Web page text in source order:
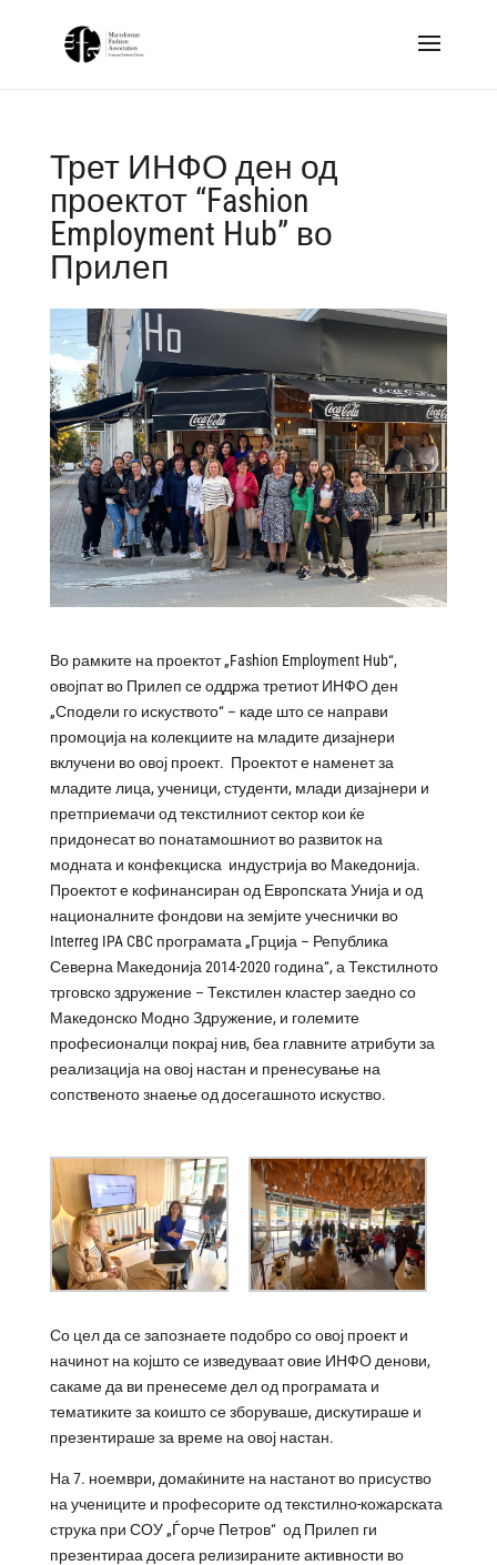
Трет ИНФО ден од
проектот “Fashion
Employment Hub” во
Прилеп
Во рамките на проектот „Fashion Employment Hub“,
овојпат во Прилеп се оддржа третиот ИНФО ден
„Сподели го искуството“ – каде што се направи
промоција на колекциите на младите дизајнери
вклучени во овој проект. Проектот е наменет за
младите лица, ученици, студенти, млади дизајнери и
претприемачи од текстилниот сектор кои ќе
придонесат во понатамошниот во развиток на
модната и конфекциска индустрија во Македонија.
Проектот е кофинансиран од Европската Унија и од
националните фондови на земјите учеснички во
Interreg IPA CBC програмата „Грција – Република
Северна Македонија 2014-2020 година“, а Текстилното
трговско здружение – Текстилен кластер заедно со
Македонско Модно Здружение, и големите
професионалци покрај нив, беа главните атрибути за
реализација на овој настан и пренесување на
сопственото знаење од досегашното искуство.
Со цел да се запознаете подобро со овој проект и
начинот на којшто се изведуваат овие ИНФО денови,
сакаме да ви пренесеме дел од програмата и
тематиките за коишто се зборуваше, дискутираше и
презентираше за време на овој настан.
На 7. ноември, домаќините на настанот во присуство
на учениците и професорите од текстилно-кожарската
струка при СОУ „Ѓорче Петров“ од Прилеп ги
презентираа досега релизираните активности во